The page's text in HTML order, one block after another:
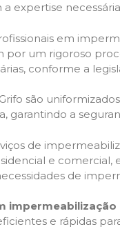
expertise
em
por um rigoroso
conforme a
são
garantindo a
de
e
de
impermeabilização
e rápidas